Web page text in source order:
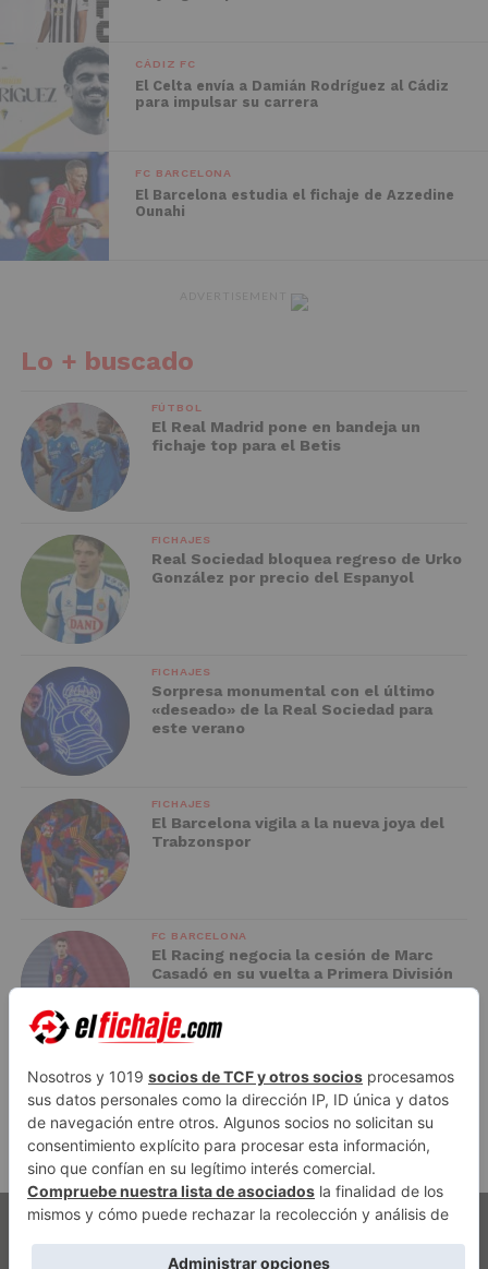
CÁDIZ FC
El Celta envía a Damián Rodríguez al Cádiz
para impulsar su carrera
FC BARCELONA
El Barcelona estudia el fichaje de Azzedine
Ounahi
Lo + buscado
FÚTBOL
El Real Madrid pone en bandeja un
fichaje top para el Betis
FICHAJES
Real Sociedad bloquea regreso de Urko
González por precio del Espanyol
FICHAJES
Sorpresa monumental con el último
«deseado» de la Real Sociedad para
este verano
FICHAJES
El Barcelona vigila a la nueva joya del
Trabzonspor
FC BARCELONA
El Racing negocia la cesión de Marc
Casadó en su vuelta a Primera División
ADVERTISEMENT